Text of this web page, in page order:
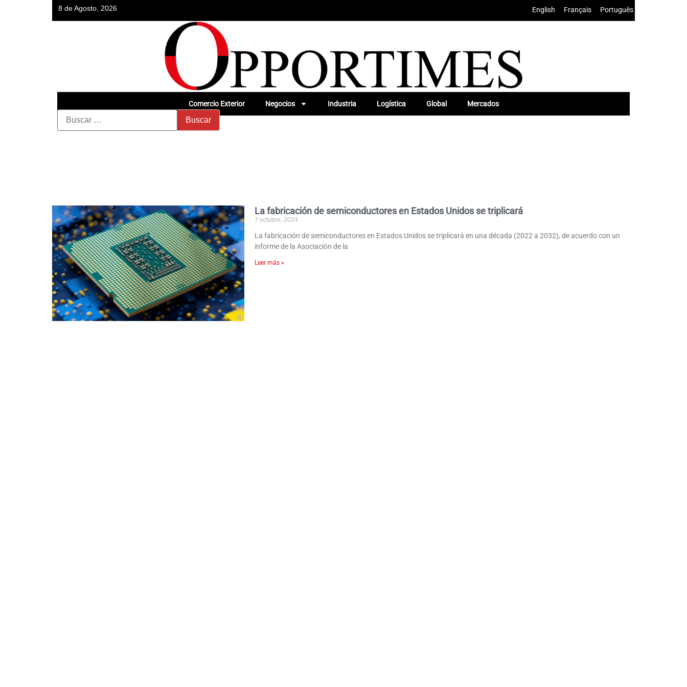
8 de Agosto, 2026 English Français Português
Comercio Exterior Negocios Industria Logística Global Mercados
La fabricación de semiconductores en Estados Unidos se triplicará
7 octubre, 2024
La fabricación de semiconductores en Estados Unidos se triplicará en una década (2022 a 2032), de acuerdo con un
informe de la Asociación de la
Leer más »